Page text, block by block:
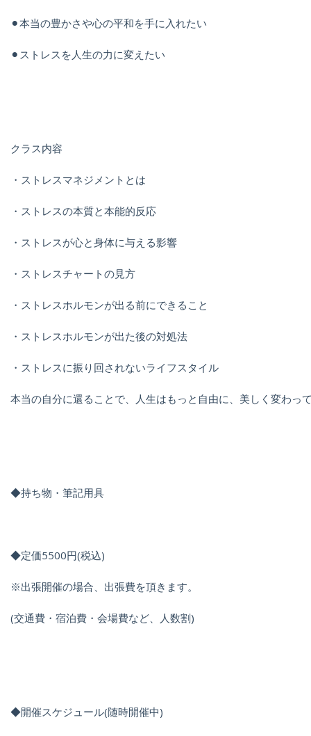
⚫︎本当の豊かさや心の平和を手に入れたい
⚫︎ストレスを人生の力に変えたい
クラス内容
・ストレスマネジメントとは
・ストレスの本質と本能的反応
・ストレスが心と身体に与える影響
・ストレスチャートの見方
・ストレスホルモンが出る前にできること
・ストレスホルモンが出た後の対処法
・ストレスに振り回されないライフスタイル
本当の自分に還ることで、人生はもっと自由に、美しく変わっ
◆持ち物・筆記用具
◆定価5500円(税込)
※出張開催の場合、出張費を頂きます。
(交通費・宿泊費・会場費など、人数割)
◆開催スケジュール(随時開催中)